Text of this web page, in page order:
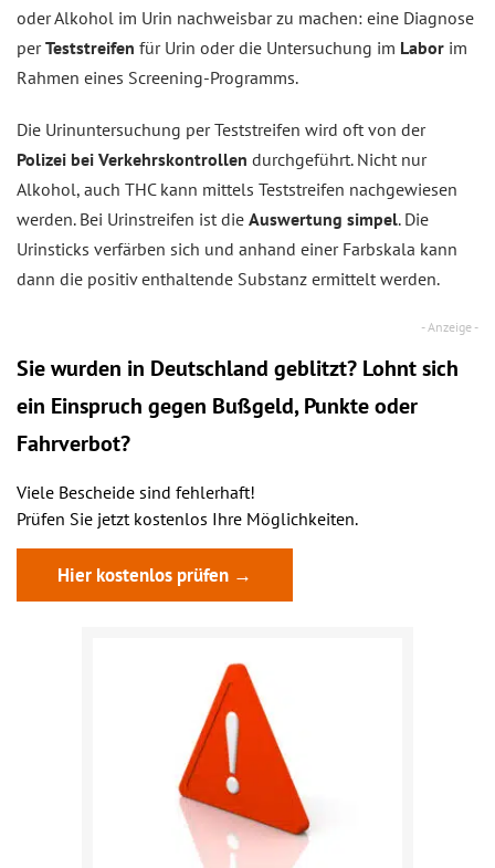
oder Alkohol im Urin nachweisbar zu machen: eine Diagnose
perTeststreifen für Urin oder die Untersuchung im Labor im
Rahmen eines Screening-Programms.
Die Urinuntersuchung per Teststreifen wird oft von der
Polizei bei Verkehrskontrollen durchgeführt. Nicht nur
Alkohol, auch THC kann mittels Teststreifen nachgewiesen
werden. Bei Urinstreifen ist die Auswertung simpel. Die
Urinsticks verfärben sich und anhand einer Farbskala kann
dann die positiv enthaltende Substanz ermittelt werden.
Sie wurden in Deutschland geblitzt? Lohnt sich
ein Einspruch gegen Bußgeld, Punkte oder
Fahrverbot?
Viele Bescheide sind fehlerhaft!
Prüfen Sie jetzt kostenlos Ihre Möglichkeiten.
Hier kostenlos prüfen →